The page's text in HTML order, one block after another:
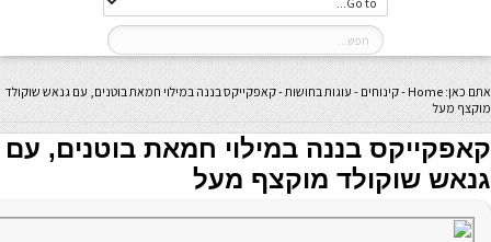
אתם כאן: Home
-קינוחים - עוגות בחושות-קאפקייקס בננה במילוי חמאת בוטנים, עם גנאש שוקולד
מוקצף מעל
קאפקייקס בננה במילוי חמאת בוטנים, עם
גנאש שוקולד מוקצף מעל